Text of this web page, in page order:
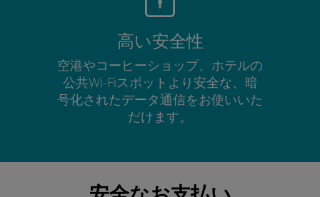
高い安全性
空港やコーヒーショップ、ホテルの
公共Wi-Fiスポットより安全な、暗
号化されたデータ通信をお使いいた
だけます。